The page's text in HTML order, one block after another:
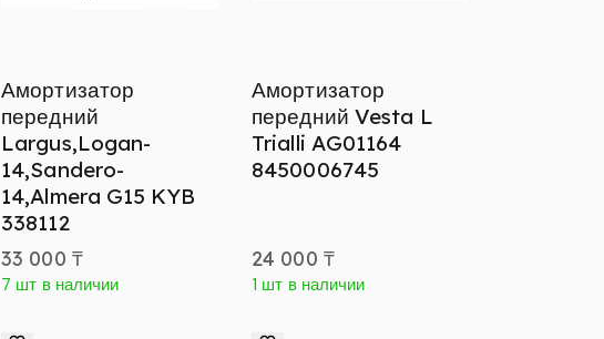
Амортизатор
передний
Largus,Logan-
14,Sandero-
14,Almera G15 KYB
338112
33 000 ₸
7 шт в наличии
Амортизатор
передний Vesta L
Trialli AG01164
8450006745
24 000 ₸
1 шт в наличии